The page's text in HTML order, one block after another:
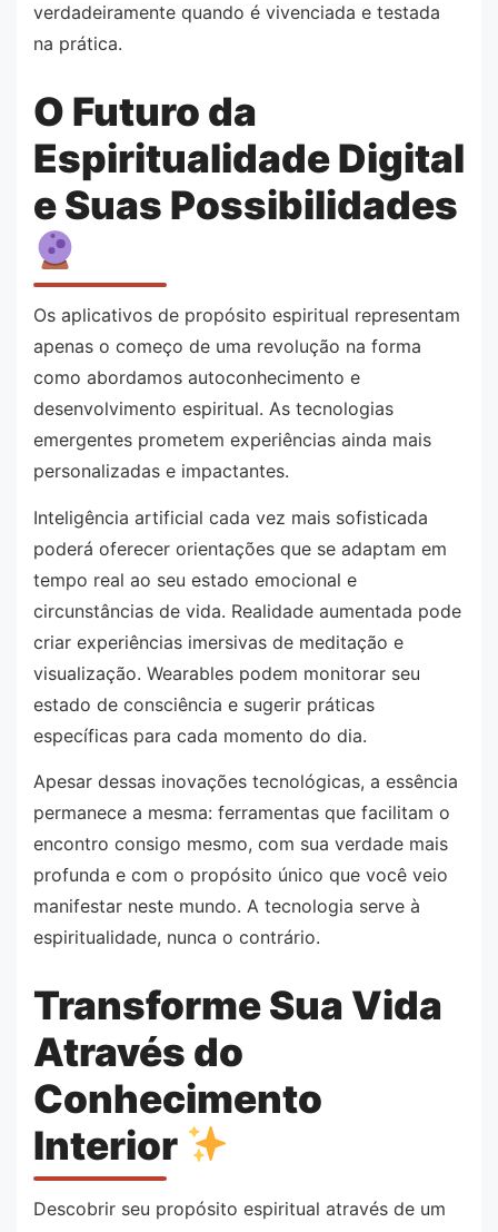
verdadeiramente quando é vivenciada e testada
na prática.
O Futuro da
Espiritualidade Digital
e Suas Possibilidades
Os aplicativos de propósito espiritual representam
apenas o começo de uma revolução na forma
como abordamos autoconhecimento e
desenvolvimento espiritual. As tecnologias
emergentes prometem experiências ainda mais
personalizadas e impactantes.
Inteligência artificial cada vez mais sofisticada
poderá oferecer orientações que se adaptam em
tempo real ao seu estado emocional e
circunstâncias de vida. Realidade aumentada pode
criar experiências imersivas de meditação e
visualização. Wearables podem monitorar seu
estado de consciência e sugerir práticas
específicas para cada momento do dia.
Apesar dessas inovações tecnológicas, a essência
permanece a mesma: ferramentas que facilitam o
encontro consigo mesmo, com sua verdade mais
profunda e com o propósito único que você veio
manifestar neste mundo. A tecnologia serve à
espiritualidade, nunca o contrário.
Transforme Sua Vida
Através do
Conhecimento
Interior
Descobrir seu propósito espiritual através de um